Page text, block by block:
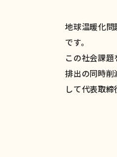
地球温暖化
です。
この社会課
排出の同時
して代表取